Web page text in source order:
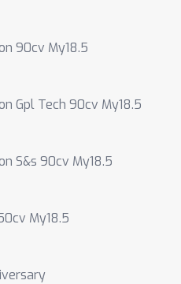
90cv My18.5
Gpl Tech 90cv My18.5
S&s 90cv My18.5
My18.5